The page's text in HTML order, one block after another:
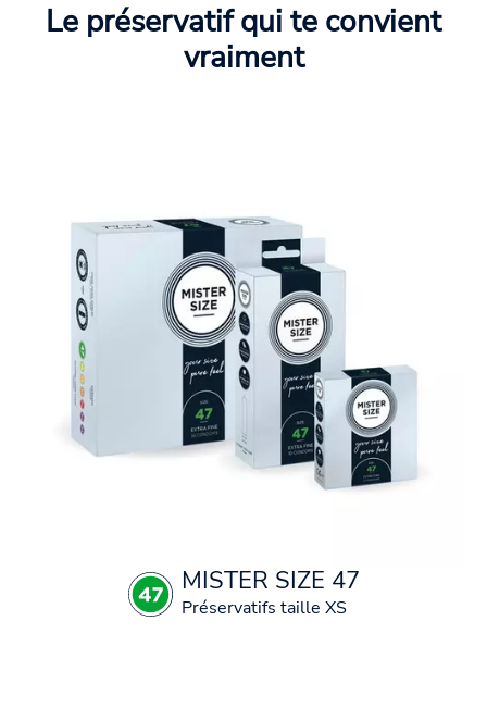
Le préservatif qui te convient
vraiment
MISTER SIZE 47
Préservatifs taille XS